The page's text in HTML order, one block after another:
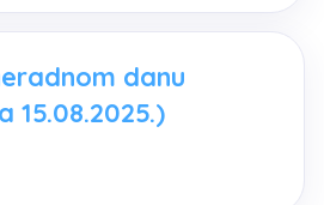
danu
15.08.2025.)